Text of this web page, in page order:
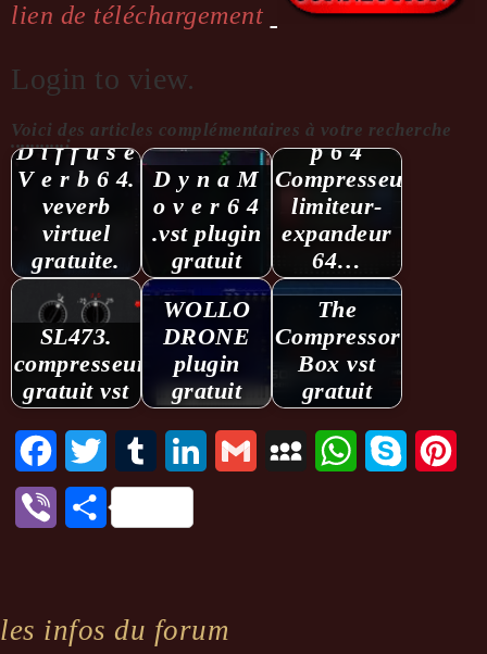
lien de téléchargement
Login to view.
Voici des articles complémentaires à votre recherche
...........:
D i f f u s e
V e r b 6 4.
veverb
virtuel
gratuite.
D y n a M
o v e r 6 4
.vst plugin
gratuit
U n i C o m
p 6 4
Compresseur-
limiteur-
expandeur
64…
SL473.
compresseur
gratuit vst
WOLLO
DRONE
plugin
gratuit
The
Compressor
Box vst
gratuit
FacebookTwitter Tumblr LinkedInGmail MySpaceWhatsAppSkype
Viber Partager
les infos du forum